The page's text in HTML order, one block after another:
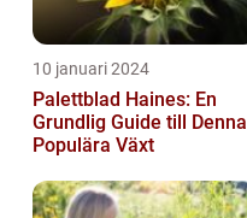
10 januari 2024
Palettblad Haines: En
Grundlig Guide till Denna
Populära Växt